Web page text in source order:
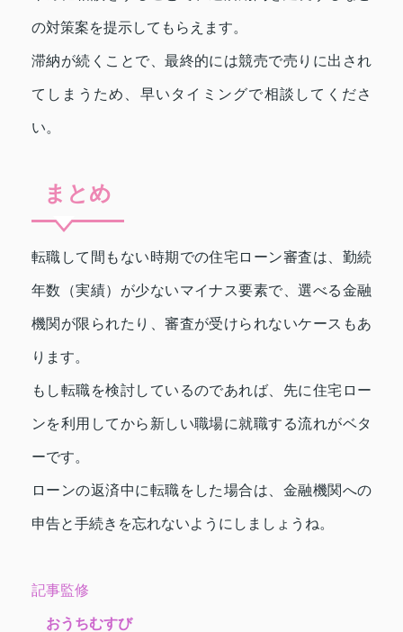
の対策案を提示してもらえます。
滞納が続くことで、最終的には競売で売りに出され
てしまうため、早いタイミングで相談してくださ
い。
まとめ
転職して間もない時期での住宅ローン審査は、勤続
年数（実績）が少ないマイナス要素で、選べる金融
機関が限られたり、審査が受けられないケースもあ
ります。
もし転職を検討しているのであれば、先に住宅ロー
ンを利用してから新しい職場に就職する流れがベタ
ーです。
ローンの返済中に転職をした場合は、金融機関への
申告と手続きを忘れないようにしましょうね。
記事監修
おうちむすび